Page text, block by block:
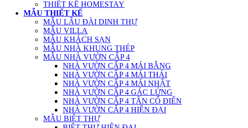
THIẾT KẾ HOMESTAY
MẪU THIẾT KẾ
MẪU LÂU ĐÀI DINH THỰ
MẪU VILLA
MẪU KHÁCH SẠN
MẪU NHÀ KHUNG THÉP
MẪU NHÀ VƯỜN CẤP 4
NHÀ VƯỜN CẤP 4 MÁI BẰNG
NHÀ VƯỜN CẤP 4 MÁI THÁI
NHÀ VƯỜN CẤP 4 MÁI NHẬT
NHÀ VƯỜN CẤP 4 GÁC LỬNG
NHÀ VƯỜN CẤP 4 TÂN CỔ ĐIỂN
NHÀ VƯỜN CẤP 4 HIỆN ĐẠI
MẪU BIỆT THỰ